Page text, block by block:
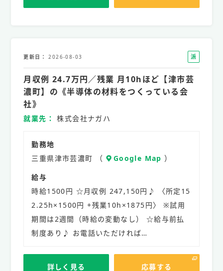
更新日 2026-08-03
派
遣
社
月収例 24.7万円／残業 月10hほど【津市芸
濃町】の《半導体の材料をつくっている会
社》
就業先 株式会社ナガハ
勤務地
三重県津市芸濃町 （
Google Map ）
給与
時給1500円 ☆月収例 247,150円♪ 〈所定15
2.25h×1500円 +残業10h×1875円〉 ※試用
期間は2週間（時給の変動なし） ☆給与前払
制度あり♪ お電話いただければ…
詳しく見る 応募する